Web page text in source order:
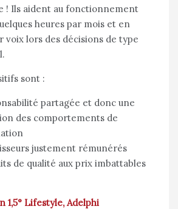
! Ils aident au fonctionnement
heures par mois et en
voix lors des décisions de type
sont :
partagée et donc une
des comportements de
justement rémunérés
de qualité aux prix imbattables
1,5° Lifestyle, Adelphi